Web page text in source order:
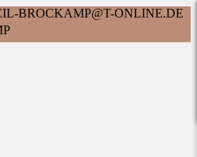
BROCKAMP@T-ONLINE.DE